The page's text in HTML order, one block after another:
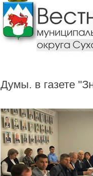
Думы. в газете